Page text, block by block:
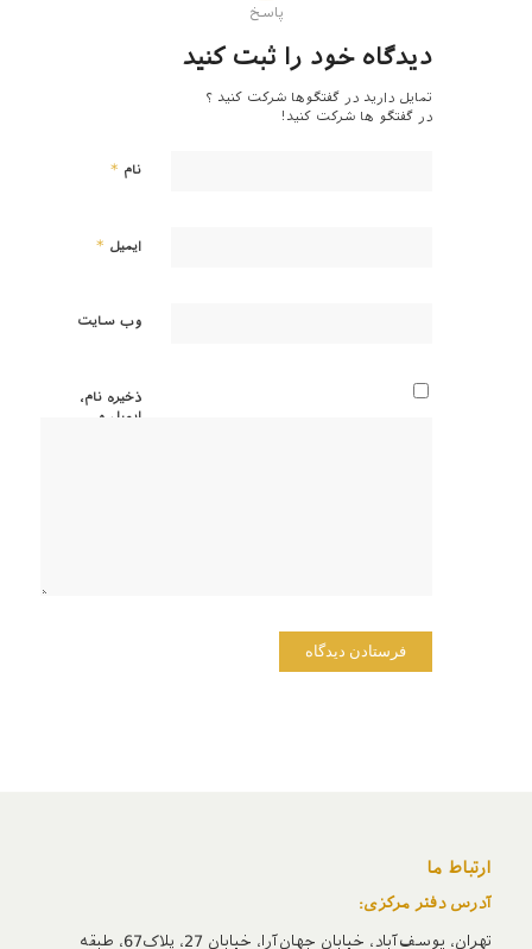
پاسخ
دیدگاه خود را ثبت کنید
تمایل دارید در گفتگوها شرکت کنید ؟
در گفتگو ها شرکت کنید!
نام *
ایمیل *
وب‌ سایت
ذخیره نام،
ایمیل و
ارتباط ما
آدرس دفتر مرکزی:
تهران، یوسف‌آباد، خیابان جهان‌آرا، خیابان 27، پلاک67، طبقه